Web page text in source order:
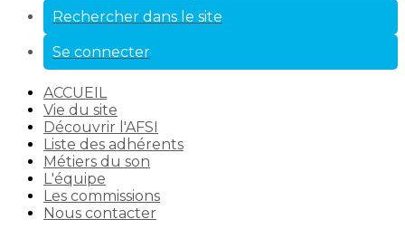
Rechercher dans le site
Se connecter
ACCUEIL
Vie du site
Découvrir l'AFSI
Liste des adhérents
Métiers du son
L'équipe
Les commissions
Nous contacter